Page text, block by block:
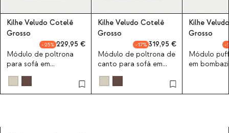
Kilhe Veludo Cotelê
Grosso
25
229,95
Módulo de poltrona
para sofá em
bombazine grossa Kilhe
Kilhe Veludo Cotelê
Grosso
17
319,95
Módulo de poltrona de
canto para sofá em
bombazine grossa Kilhe
Kilhe
Grosso
Módulo
em